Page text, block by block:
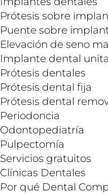
Prótesis sobre
Puente sobre
Elevación de seno
Implante dental
Prótesis dentales
Prótesis dental fija
Prótesis dental
Periodoncia
Odontopediatría
Pulpectomía
Servicios gratuitos
Clínicas Dentales
Por qué Dental